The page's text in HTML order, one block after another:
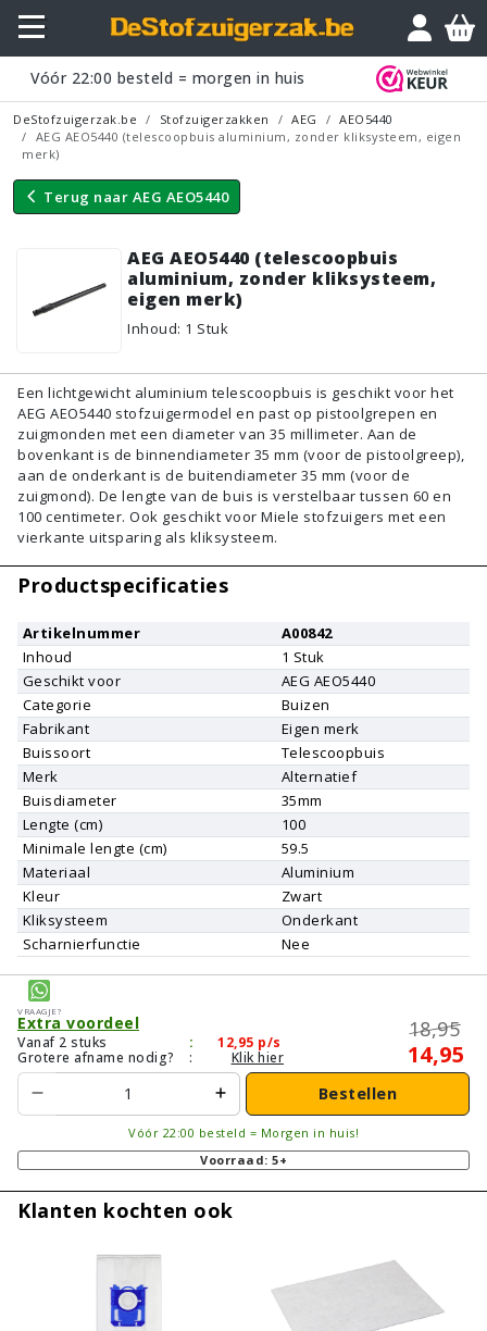
Vóór 22:00 besteld = morgen in huis
DeStofzuigerzak.be Stofzuigerzakken AEG
AEO5440
AEG AEO5440 (telescoopbuis aluminium, zonder kliksysteem, eigen
merk)
Terug naar AEG AEO5440
AEG AEO5440 (telescoopbuis
aluminium, zonder kliksysteem,
eigen merk)
Inhoud: 1 Stuk
Vraagje?
Een lichtgewicht aluminium telescoopbuis is geschikt voor het
AEG AEO5440 stofzuigermodel en past op pistoolgrepen en
zuigmonden met een diameter van 35 millimeter. Aan de
bovenkant is de binnendiameter 35 mm (voor de pistoolgreep),
aan de onderkant is de buitendiameter 35 mm (voor de
zuigmond). De lengte van de buis is verstelbaar tussen 60 en
100 centimeter. Ook geschikt voor Miele stofzuigers met een
vierkante uitsparing als kliksysteem.
Productspecificaties
Artikelnummer
A00842
Inhoud
1 Stuk
Geschikt voor
AEG AEO5440
Categorie
Buizen
Fabrikant
Eigen merk
Buissoort
Telescoopbuis
Merk
Alternatief
Buisdiameter
35mm
Lengte (cm)
100
Minimale lengte (cm)
59.5
Materiaal
Aluminium
Kleur
Zwart
Kliksysteem
Onderkant
Scharnierfunctie
Nee
Vraagje?
Extra voordeel
Vanaf 2 stuks : 12,95 p/s
Grotere afname nodig?
: Klik hier
18,95
14,95
Bestellen
Vóór 22:00 besteld = Morgen in huis!
Voorraad: 5+
Klanten kochten ook